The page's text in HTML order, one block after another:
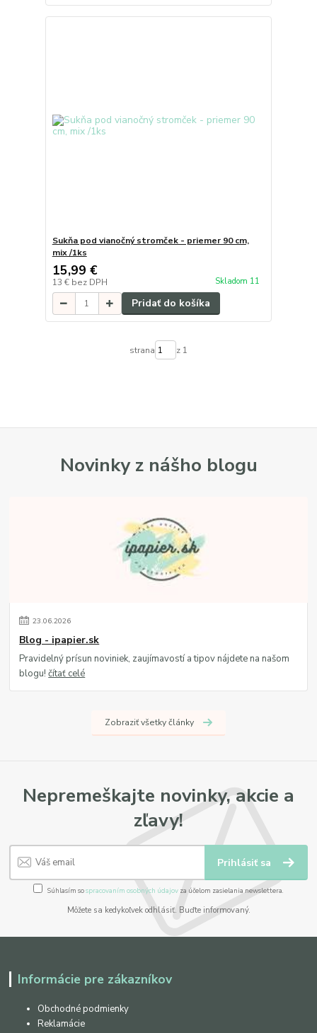
Sukňa pod vianočný stromček - priemer 90 cm,
mix /1ks
15,99 €
13 € bez DPH Skladom 11
Pridať do košíka
strana z 1
Novinky z nášho blogu
23.06.2026
Blog - ipapier.sk
Pravidelný prísun noviniek, zaujímavostí a tipov nájdete na našom
blogu!čítať celé
Zobraziť všetky články
Nepremeškajte novinky, akcie a
zľavy!
Prihlásiť sa
Súhlasím sospracovaním osobných údajov za účelom zasielania newslettera.
Môžete sa kedykoľvek odhlásiť. Buďte informovaný.
Informácie pre zákazníkov
Obchodné podmienky
Reklamácie